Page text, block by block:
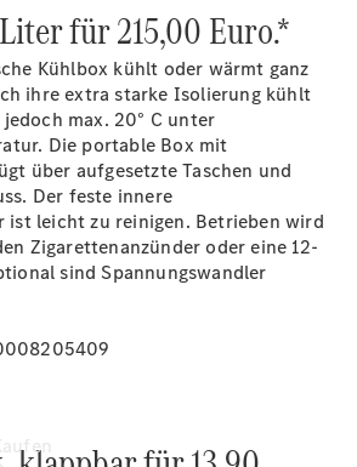
vereinbaren
Beratung
+49
9409-
Kaufen
für 215,00 Euro.*
Kühlbox kühlt oder wärmt ganz
ihre extra starke Isolierung kühlt
max. 20° C unter
Die portable Box mit
über aufgesetzte Taschen und
Der feste innere
leicht zu reinigen. Betrieben wird
Zigarettenanzünder oder eine 12-
sind Spannungswandler